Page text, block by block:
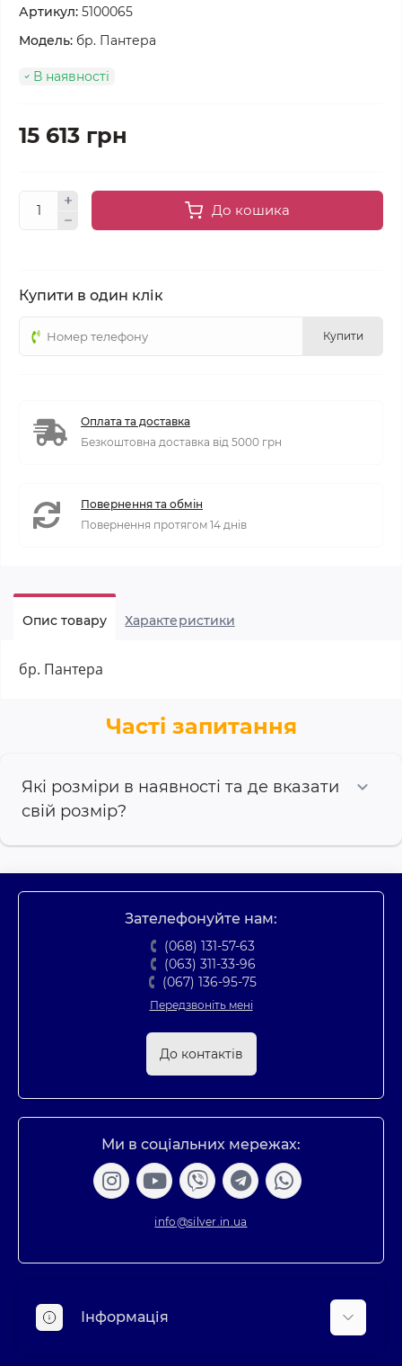
Артикул: 5100065
Модель: бр. Пантера
В наявності
15 613 грн
До кошика
Купити в один клік
Купити
Оплата та доставка
Безкоштовна доставка від 5000 грн
Повернення та обмін
Повернення протягом 14 днів
Опис товару Характеристики
бр. Пантера
Часті запитання
Які розміри в наявності та де вказати
свій розмір?
Зателефонуйте нам:
(068) 131-57-63
(063) 311-33-96
(067) 136-95-75
Передзвоніть мені
До контактів
Ми в соціальних мережах:
info@silver.in.ua
Інформація